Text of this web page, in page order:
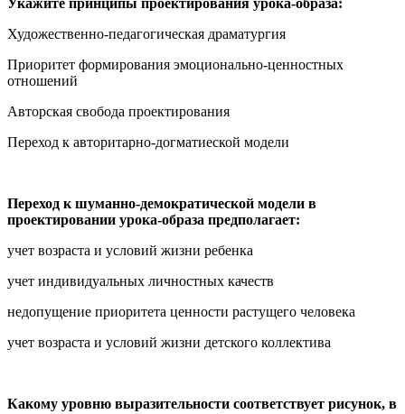
Укажите принципы проектирования урока-образа:
Художественно-педагогическая драматургия
Приоритет формирования эмоционально-ценностных
отношений
Авторская свобода проектирования
Переход к авторитарно-догматиеской модели
Переход к шуманно-демократической модели в
проектировании урока-образа предполагает:
учет возраста и условий жизни ребенка
учет индивидуальных личностных качеств
недопущение приоритета ценности растущего человека
учет возраста и условий жизни детского коллектива
Какому уровню выразительности соответствует рисунок, в